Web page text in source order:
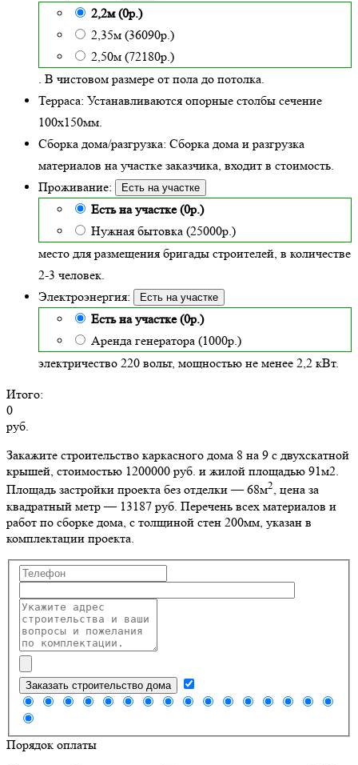
2,2м (0р.)
2,35м (36090р.)
2,50м (72180р.)
. В чистовом размере от пола до потолка.
Терраса: Устанавливаются опорные столбы сечение
100х150мм.
Сборка дома/разгрузка: Сборка дома и разгрузка
материалов на участке заказчика, входит в стоимость.
Проживание:
Есть на участке
Есть на участке (0р.)
Нужная бытовка (25000р.)
место для размещения бригады строителей, в количестве
2-3 человек.
Электроэнергия:
Есть на участке
Есть на участке (0р.)
Аренда генератора (1000р.)
электричество 220 вольт, мощностью не менее 2,2 кВт.
Итого:
0
руб.
Закажите строительство каркасного дома 8 на 9 с двухскатной
крышей, стоимостью 1200000 руб. и жилой площадью 91м2.
Площадь застройки проекта без отделки — 68м2, цена за
квадратный метр — 13187 руб. Перечень всех материалов и
работ по сборке дома, с толщиной стен 200мм, указан в
комплектации проекта.
Заказать строительство дома
Порядок оплаты